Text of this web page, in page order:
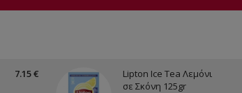
7.15 €
Lipton Ice Tea Λεμόνι
σε Σκόνη 125gr